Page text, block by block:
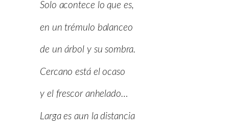
Solo acontece lo que es,
en un trémulo balanceo
de un árbol y su sombra.
Cercano está el ocaso
y el frescor anhelado…
Larga es aun la distancia